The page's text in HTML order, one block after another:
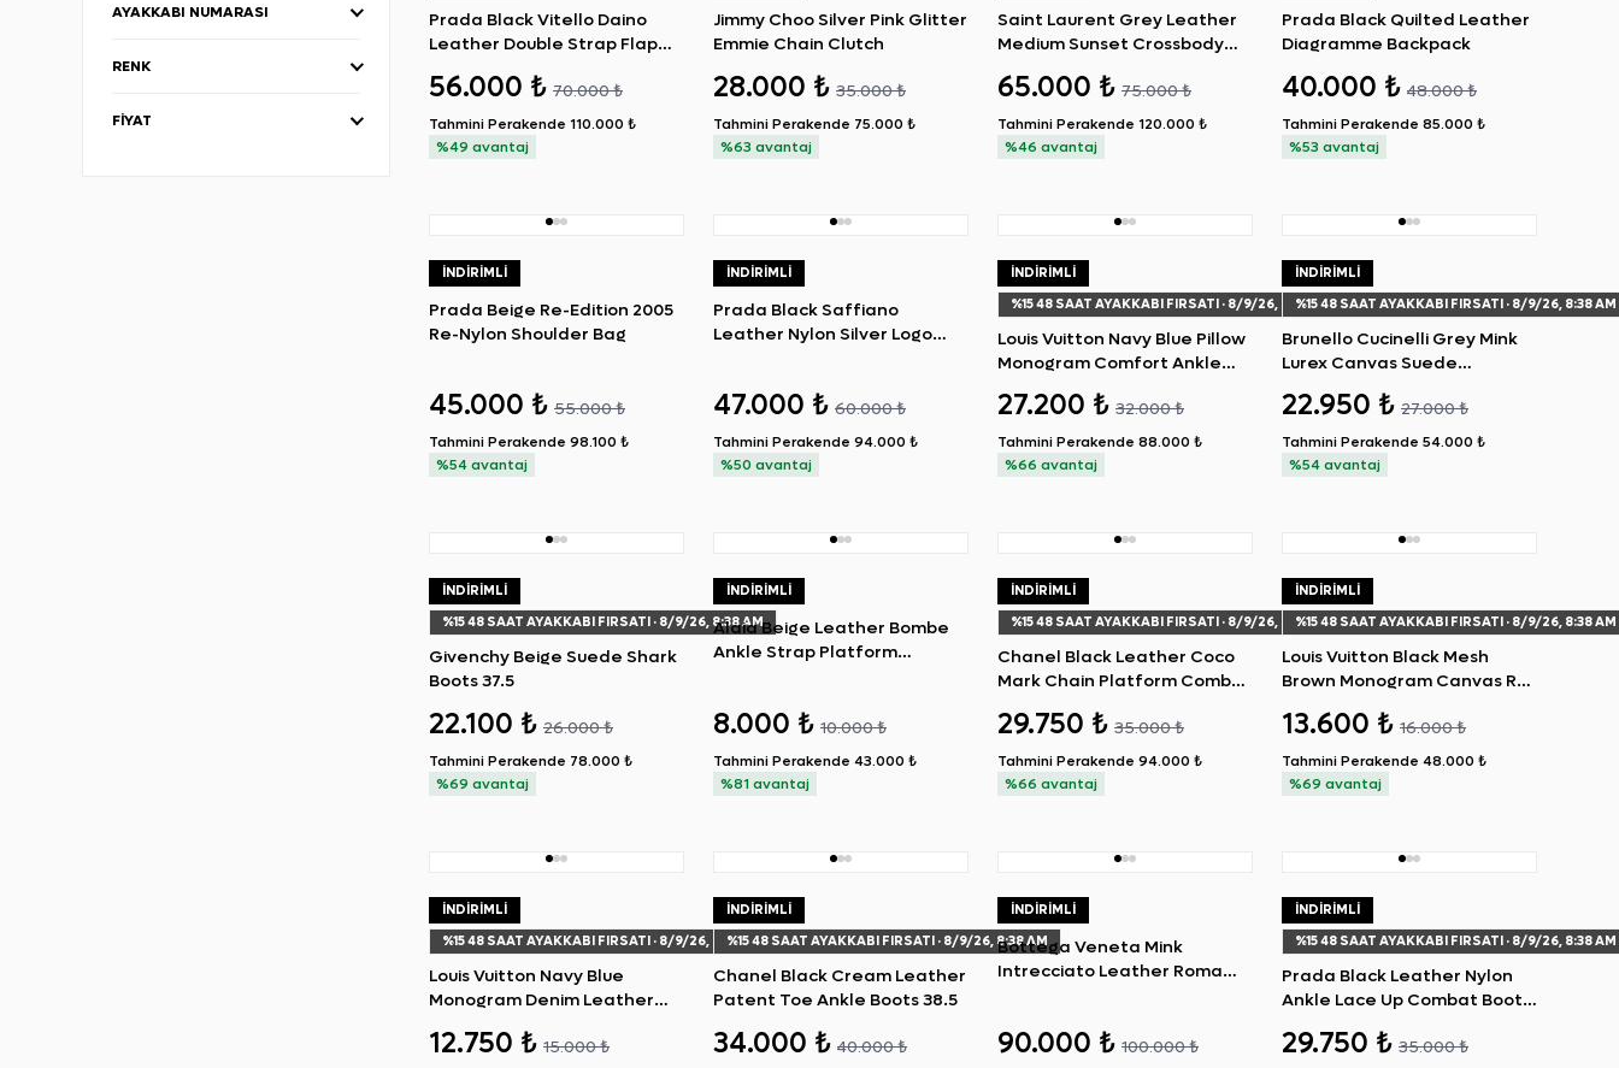
AYAKKABI NUMARASI
RENK
FIYAT
Prada Black Vitello Daino
Leather Double Strap Flap
56.000 ₺ 70.000 ₺
Tahmini Perakende 110.000 ₺
%49 avantaj
Jimmy Choo Silver Pink Glitter
Emmie Chain Clutch
28.000 ₺ 35.000 ₺
Tahmini Perakende 75.000 ₺
%63 avantaj
Saint Laurent Grey Leather
Medium Sunset Crossbody
65.000 ₺ 75.000 ₺
Tahmini Perakende 120.000 ₺
%46 avantaj
Prada Black Quilted Leather
Diagramme Backpack
40.000 ₺ 48.000 ₺
Tahmini Perakende 85.000 ₺
%53 avantaj
İNDIRIMLI
Prada Beige Re-Edition 2005
Re-Nylon Shoulder Bag
45.000 ₺ 55.000 ₺
Tahmini Perakende 98.100 ₺
%54 avantaj
İNDIRIMLI
Prada Black Saffiano
Leather Nylon Silver Logo
47.000 ₺ 60.000 ₺
Tahmini Perakende 94.000 ₺
%50 avantaj
İNDIRIMLI
%1548 SAAT AYAKKABI FIRSATI · 8/9/26, 8:38 AM
Louis Vuitton Navy Blue Pillow
Monogram Comfort Ankle
27.200 ₺ 32.000 ₺
Tahmini Perakende 88.000 ₺
%66 avantaj
İNDIRIMLI
%1548 SAAT AYAKKABI FIRSATI · 8/9/26, 8:38 AM
Brunello Cucinelli Grey Mink
Lurex Canvas Suede
22.950 ₺ 27.000 ₺
Tahmini Perakende 54.000 ₺
%54 avantaj
İNDIRIMLI
%1548 SAAT AYAKKABI FIRSATI · 8/9/26, 8:38 AM
Givenchy Beige Suede Shark
Boots 37.5
22.100 ₺ 26.000 ₺
Tahmini Perakende 78.000 ₺
%69 avantaj
İNDIRIMLI
Alaia Beige Leather Bombe
Ankle Strap Platform
8.000 ₺ 10.000 ₺
Tahmini Perakende 43.000 ₺
%81 avantaj
İNDIRIMLI
%1548 SAAT AYAKKABI FIRSATI · 8/9/26, 8:38 AM
Chanel Black Leather Coco
Mark Chain Platform Combat
29.750 ₺ 35.000 ₺
Tahmini Perakende 94.000 ₺
%66 avantaj
İNDIRIMLI
%1548 SAAT AYAKKABI FIRSATI · 8/9/26, 8:38 AM
Louis Vuitton Black Mesh
Brown Monogram Canvas Run
13.600 ₺ 16.000 ₺
Tahmini Perakende 48.000 ₺
%69 avantaj
İNDIRIMLI
%1548 SAAT AYAKKABI FIRSATI · 8/9/26, 8:38 AM
Louis Vuitton Navy Blue
Monogram Denim Leather
12.750 ₺ 15.000 ₺
İNDIRIMLI
%1548 SAAT AYAKKABI FIRSATI · 8/9/26, 8:38 AM
Chanel Black Cream Leather
Patent Toe Ankle Boots 38.5
34.000 ₺ 40.000 ₺
İNDIRIMLI
Bottega Veneta Mink
Intrecciato Leather Roma
90.000 ₺ 100.000 ₺
İNDIRIMLI
%1548 SAAT AYAKKABI FIRSATI · 8/9/26, 8:38 AM
Prada Black Leather Nylon
Ankle Lace Up Combat Boots
29.750 ₺ 35.000 ₺